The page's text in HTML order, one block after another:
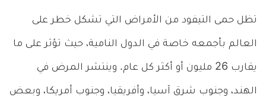
تظل حمى التيفود من الأمراض التي تشكل خطر على
العالم بأجمعه خاصة في الدول النامية، حيث تؤثر على ما
يقارب 26 مليون أو أكثر كل عام. وينتشر المرض في
الهند، وجنوب شرق آسيا، وأفريقيا، وجنوب أمريكا، وبعض